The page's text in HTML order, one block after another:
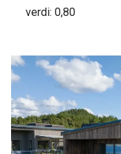
verdi: 0,80